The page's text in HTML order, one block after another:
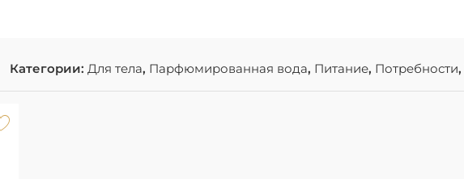
Категории: Для тела, Парфюмированная вода, Питание, Потребности,